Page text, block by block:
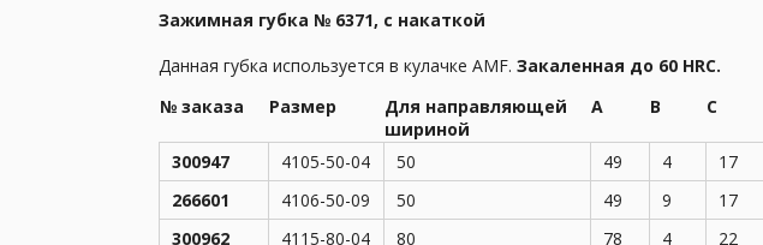
Зажимная губка № 6371, с накаткой
Данная губка используется в кулачке AMF. Закаленная до 60 HRC.
№ заказа
Размер
Для направляющей
шириной
А В С
300947
4105-50-04 50 49 4 17
266601
4106-50-09 50 49 9 17
300962
4115-80-04 80 78 4 22